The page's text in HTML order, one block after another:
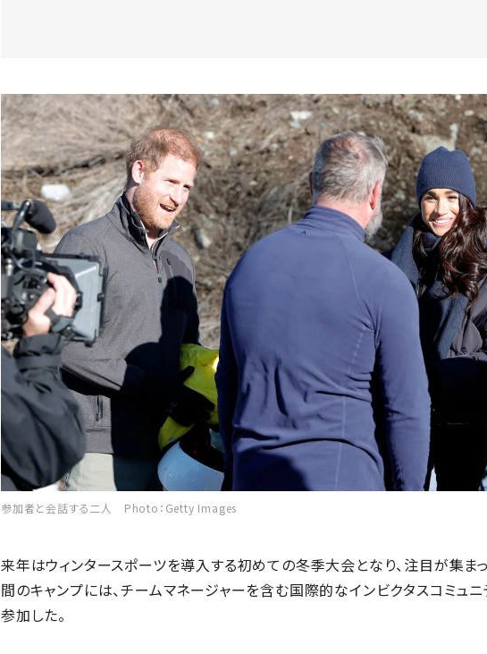
参加者と会話する二人 Photo：Getty Images
来年はウィンタースポーツを導入する初めての冬季大会となり、注目が集まっ
間のキャンプには、チームマネージャーを含む国際的なインビクタスコミュ
参加した。